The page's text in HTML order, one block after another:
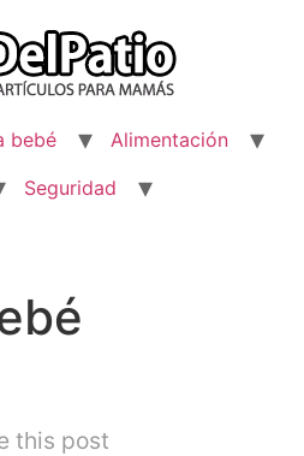
bebé
Alimentación
Seguridad
this post